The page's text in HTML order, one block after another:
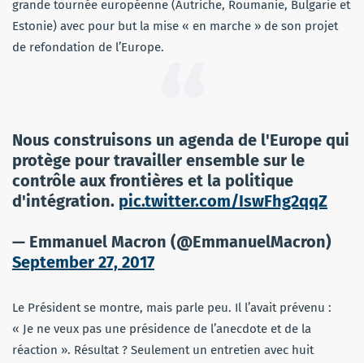
grande tournée européenne (Autriche, Roumanie, Bulgarie et
Estonie) avec pour but la mise « en marche » de son projet
de refondation de l’Europe.
Nous construisons un agenda de l'Europe qui
protège pour travailler ensemble sur le
contrôle aux frontières et la politique
d'intégration. pic.twitter.com/IswFhg2qqZ
— Emmanuel Macron (@EmmanuelMacron)
September 27, 2017
Le Président se montre, mais parle peu. Il l’avait prévenu :
« Je ne veux pas une présidence de l’anecdote et de la
réaction ». Résultat ? Seulement un entretien avec huit